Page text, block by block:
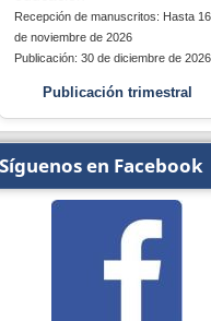
Recepción de manuscritos: Hasta 16
de noviembre de 2026
Publicación: 30 de diciembre de 2026
Publicación trimestral
Síguenos en Facebook